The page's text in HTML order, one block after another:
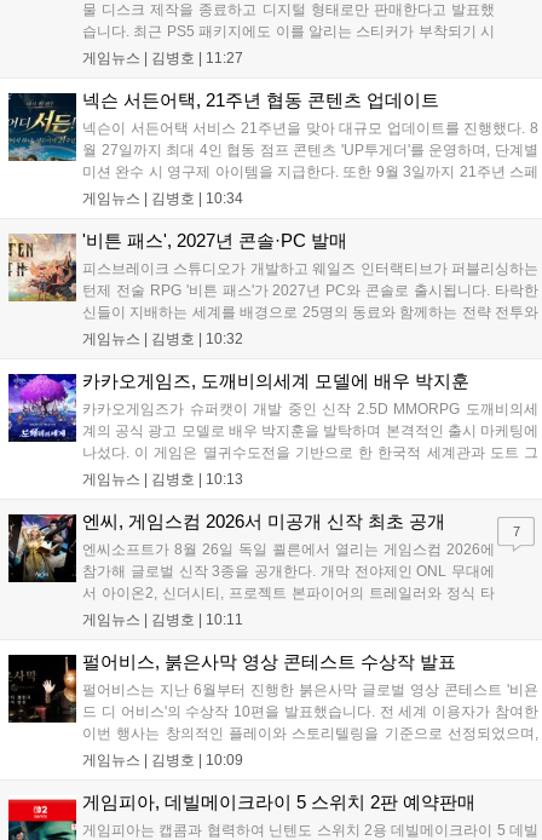
물 디스크 제작을 종료하고 디지털 형태로만 판매한다고 발표했
습니다. 최근 PS5 패키지에도 이를 알리는 스티커가 부착되기 시
작했으며, 기존 디스크는 계속 이용 가능합니다. 7월 31일 실적
은 신중히 추진하겠다고 밝혔습니다. 향후 지역별 유통 방식은 미
정입니다....
게임뉴스 | 김병호 11:27
넥슨 서든어택, 21주년 협동 콘텐츠 업데이트
넥슨이 서든어택 서비스 21주년을 맞아 대규모 업데이트를 진행했다. 8
월 27일까지 최대 4인 협동 점프 콘텐츠 'UP투게더'를 운영하며, 단계별
미션 완수 시 영구제 아이템을 지급한다. 또한 9월 3일까지 21주년 스페
셜 교환소와 웹 이벤트, 출석 챌린지 등 다채로운 행사를 연다. 8월 9일까
운영하며 혜택을 제공한다. 특히 8월 6일 오후 8시에는 공식 SOOP 채널
에서 '2026 시즌3 서든라이브' 생방송을 통해 업데이트를 소개하고 시청
자에게 다양한 보상을 지급할 예정이다....
게임뉴스 | 김병호 10:34
'비튼 패스', 2027년 콘솔·PC 발매
피스브레이크 스튜디오가 개발하고 웨일즈 인터랙티브가 퍼블리싱하는
턴제 전술 RPG '비튼 패스'가 2027년 PC와 콘솔로 출시됩니다. 타락한
신들이 지배하는 세계를 배경으로 25명의 동료와 함께하는 전략 전투와
듀얼 잡 시스템이 특징입니다. 킥스타터 펀딩을 성공적으로 마친 이 게
은 미정입니다....
게임뉴스 | 김병호 10:32
카카오게임즈, 도깨비의세계 모델에 배우 박지훈
카카오게임즈가 슈퍼캣이 개발 중인 신작 2.5D MMORPG 도깨비의세
계의 공식 광고 모델로 배우 박지훈을 발탁하며 본격적인 출시 마케팅에
나섰다. 이 게임은 멸귀수도전을 기반으로 한 한국적 세계관과 도트 그
래픽이 특징이다. 오는 8월 사전등록을 시작으로 9월에는 쇼케이스를 통
즈는 박지훈의 이미지를 활용해 게임의 독창적인 재미를 알릴 계획이
다....
게임뉴스 | 김병호 10:13
엔씨, 게임스컴 2026서 미공개 신작 최초 공개
엔씨소프트가 8월 26일 독일 쾰른에서 열리는 게임스컴 2026에
참가해 글로벌 신작 3종을 공개한다. 개막 전야제인 ONL 무대에
서 아이온2, 신더시티, 프로젝트 본파이어의 트레일러와 정식 타
이틀이 발표될 예정이다. 특히 아이온2는 9월 30일 얼리액세스를
베일을 벗는다. 또한 북미 스튜디오가 개발 중인 길드워3는 B2B
관에 출품되어 글로벌 시장 공략에 나선다. 엔씨는 이번 행사를
통해 전 세계 이용자와의 접점을 확대하고 신작에 대한 기대감을
극대화할 계획이다....
게임뉴스 | 김병호 10:11
7
펄어비스, 붉은사막 영상 콘테스트 수상작 발표
펄어비스는 지난 6월부터 진행한 붉은사막 글로벌 영상 콘테스트 '비욘
드 디 어비스'의 수상작 10편을 발표했습니다. 전 세계 이용자가 참여한
이번 행사는 창의적인 플레이와 스토리텔링을 기준으로 선정되었으며,
수상자들에게는 펄어비스 사옥 '홈 원' 초청 혜택과 기념 주화 및 굿즈가
인공 클리프의 여정을 담은 액션 어드벤처 게임으로 기대를 모으고 있습
니다....
게임뉴스 | 김병호 10:09
게임피아, 데빌메이크라이 5 스위치 2판 예약판매
게임피아는 캡콤과 협력하여 닌텐도 스위치 2용 데빌메이크라이 5 데빌